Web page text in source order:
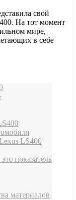
свой
На тот момент
мире,
в себе
LS400
показатель
материалов